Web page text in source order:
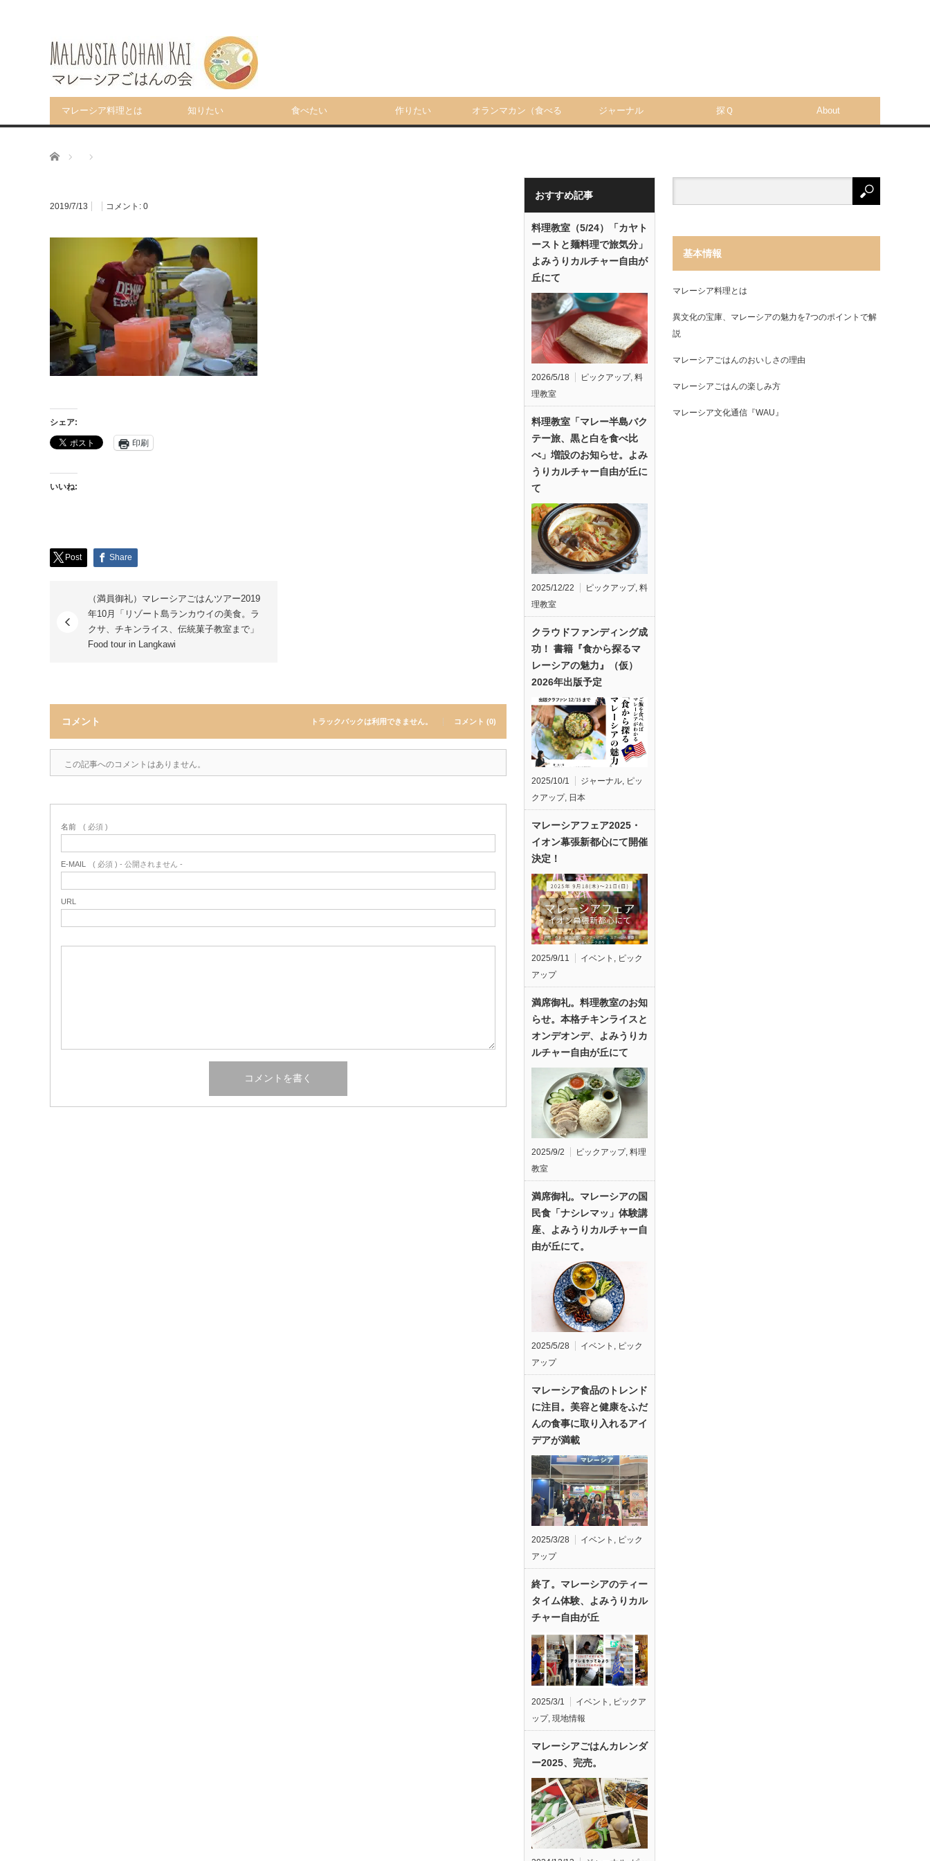
マレーシア料理とは 知りたい 食べたい 作りたい オランマカン（食べる ジャーナル 探Ｑ About
ホーム
2019/7/13 コメント: 0
シェア:
印刷
いいね:
Post Share
（満員御礼）マレーシアごはんツアー2019
年10月「リゾート島ランカウイの美食。ラ
クサ、チキンライス、伝統菓子教室まで」
Food tour in Langkawi
コメント トラックバックは利用できません。 コメント (0)
この記事へのコメントはありません。
名前 ( 必須 )
E-MAIL ( 必須 ) - 公開されません -
URL
おすすめ記事
料理教室（5/24）「カヤト
ーストと麺料理で旅気分」
よみうりカルチャー自由が
丘にて
2026/5/18 ピックアップ, 料
理教室
料理教室「マレー半島バク
テー旅、黒と白を食べ比
べ」増設のお知らせ。よみ
うりカルチャー自由が丘に
て
2025/12/22 ピックアップ, 料
理教室
クラウドファンディング成
功！ 書籍『食から探るマ
レーシアの魅力』（仮）
2026年出版予定
2025/10/1 ジャーナル, ピッ
クアップ, 日本
マレーシアフェア2025・
イオン幕張新都心にて開催
決定！
2025/9/11 イベント , ピック
アップ
満席御礼。料理教室のお知
らせ。本格チキンライスと
オンデオンデ、よみうりカ
ルチャー自由が丘にて
2025/9/2 ピックアップ, 料理
教室
満席御礼。マレーシアの国
民食「ナシレマッ」体験講
座、よみうりカルチャー自
由が丘にて。
2025/5/28 イベント , ピック
アップ
マレーシア食品のトレンド
に注目。美容と健康をふだ
んの食事に取り入れるアイ
デアが満載
2025/3/28 イベント
ピック
アップ
終了。マレーシアのティー
タイム体験、よみうりカル
チャー自由が丘
2025/3/1 イベント , ピックア
ップ, 現地情報
マレーシアごはんカレンダ
ー2025、完売。
基本情報
マレーシア料理とは
異文化の宝庫、マレーシアの魅力を7つのポイントで解
説
マレーシアごはんのおいしさの理由
マレーシアごはんの楽しみ方
マレーシア文化通信『WAU』